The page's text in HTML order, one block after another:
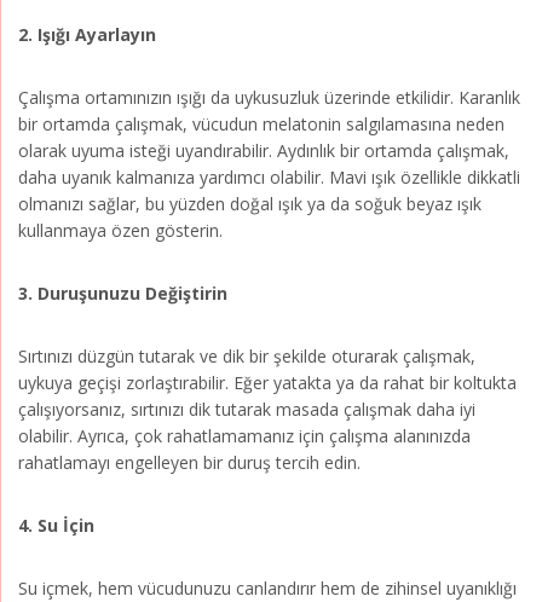
2. Işığı Ayarlayın
Çalışma ortamınızın ışığı da uykusuzluk üzerinde etkilidir. Karanlık
bir ortamda çalışmak, vücudun melatonin salgılamasına neden
olarak uyuma isteği uyandırabilir. Aydınlık bir ortamda çalışmak,
daha uyanık kalmanıza yardımcı olabilir. Mavi ışık özellikle dikkatli
olmanızı sağlar, bu yüzden doğal ışık ya da soğuk beyaz ışık
kullanmaya özen gösterin.
3. Duruşunuzu Değiştirin
Sırtınızı düzgün tutarak ve dik bir şekilde oturarak çalışmak,
uykuya geçişi zorlaştırabilir. Eğer yatakta ya da rahat bir koltukta
çalışıyorsanız, sırtınızı dik tutarak masada çalışmak daha iyi
olabilir. Ayrıca, çok rahatlamamanız için çalışma alanınızda
rahatlamayı engelleyen bir duruş tercih edin.
4. Su İçin
Su içmek, hem vücudunuzu canlandırır hem de zihinsel uyanıklığı